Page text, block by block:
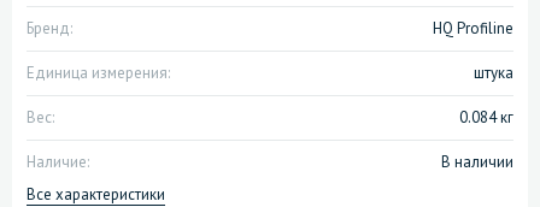
Бренд: HQ Profiline
Единица измерения: штука
Вес: 0.084 кг
Наличие:
В наличии
Все характеристики